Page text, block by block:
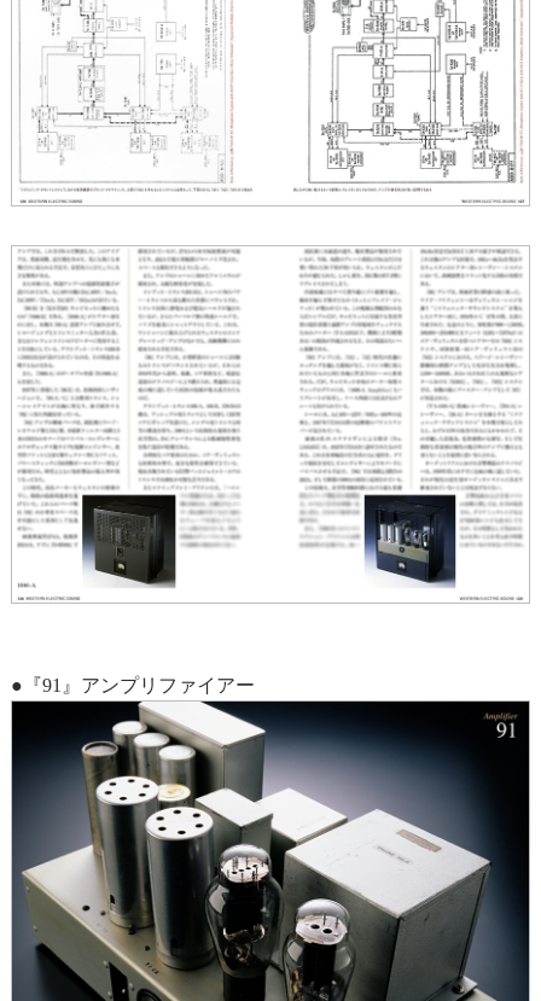
●『91』アンプリファイアー